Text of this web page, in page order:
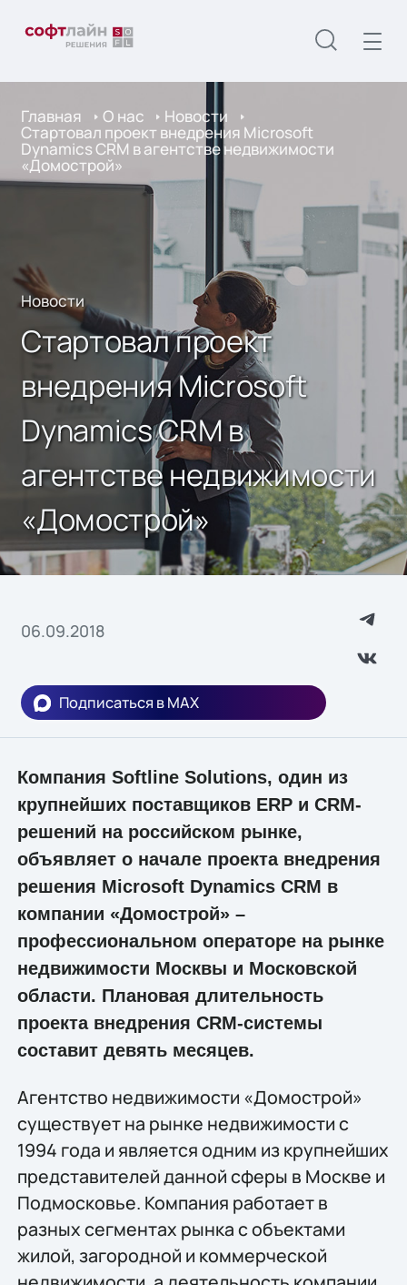
Главная О нас Новости
Стартовал проект внедрения Microsoft
Dynamics CRM в агентстве недвижимости
«Домострой»
Новости
Стартовал проект
внедрения Microsoft
Dynamics CRM в
агентстве недвижимости
«Домострой»
06.09.2018
Подписаться в MAX
Компания Softline Solutions, один из
крупнейших поставщиков ERP и CRM-
решений на российском рынке,
объявляет о начале проекта внедрения
решения Microsoft Dynamics CRM в
компании «Домострой» –
профессиональном операторе на рынке
недвижимости Москвы и Московской
области. Плановая длительность
проекта внедрения CRM-системы
составит девять месяцев.
Агентство недвижимости «Домострой»
существует на рынке недвижимости с
1994 года и является одним из крупнейших
представителей данной сферы в Москве и
Подмосковье. Компания работает в
разных сегментах рынка с объектами
жилой, загородной и коммерческой